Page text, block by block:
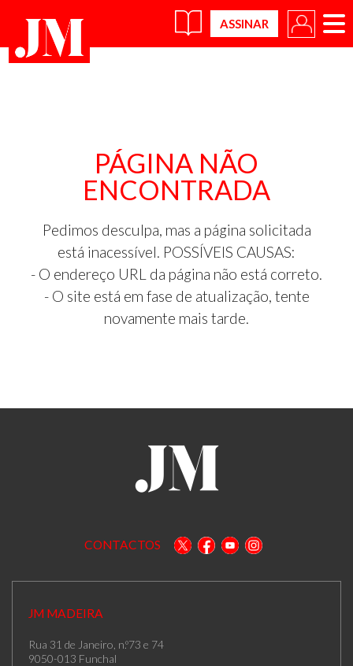
×
PÁGINA NÃO
ENCONTRADA
Pedimos desculpa, mas a página solicitada
está inacessível. POSSÍVEIS CAUSAS:
- O endereço URL da página não está correto.
- O site está em fase de atualização, tente
novamente mais tarde.
CONTACTOS
JM MADEIRA
Rua 31 de Janeiro, n.º73 e 74
9050-013 Funchal